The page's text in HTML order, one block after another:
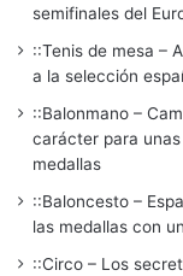
semifinales del
::Tenis de mesa –
a la selección
::Balonmano –
carácter para
medallas
::Baloncesto –
las medallas con
::Circo – Los